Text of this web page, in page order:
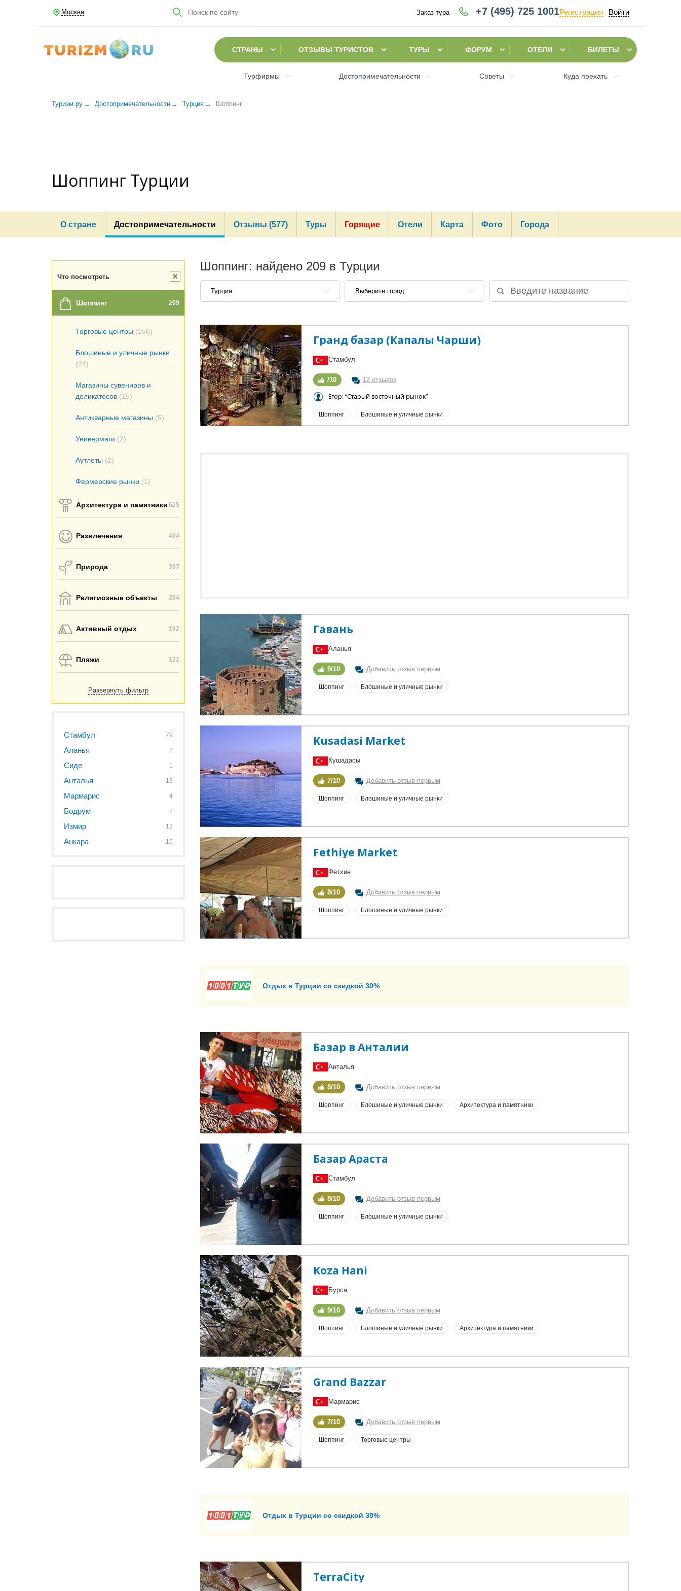
Москва Заказ тура +7 (495) 725 1001Регистрация Войти
СТРАНЫ ОТЗЫВЫ ТУРИСТОВ ТУРЫ ФОРУМ ОТЕЛИ БИЛЕТЫ
Турфирмы Достопримечательности Советы Куда поехать
Туризм.ру Достопримечательности Турция Шоппинг
Шоппинг Турции
О стране Достопримечательности Отзывы (577) Туры Горящие Отели Карта Фото Города
Что посмотреть
Шоппинг 209
Торговые центры (156)
Блошиные и уличные рынки
(24)
Магазины сувениров и
деликатесов (15)
Антикварные магазины (5)
Универмаги (2)
Аутлеты (2)
Фермерские рынки (1)
Архитектура и памятники 625
Развлечения 404
Природа 397
Религиозные объекты 284
Активный отдых 192
Пляжи 122
Развернуть фильтр
Стамбул 79
Аланья 2
Сиде 1
Анталья 13
Мармарис 4
Бодрум 2
Измир 12
Анкара 15
Шоппинг: найдено 209 в Турции
Турция Выберите город
Гранд базар (Капалы Чарши)
Стамбул
/10 12 отзывов
Егор: “Старый восточный рынок”
Шоппинг Блошиные и уличные рынки
Гавань
Аланья
9/10 Добавить отзыв первым
Шоппинг Блошиные и уличные рынки
Kusadasi Market
Кушадасы
7/10 Добавить отзыв первым
Шоппинг Блошиные и уличные рынки
Fethiye Market
Фетхие
8/10 Добавить отзыв первым
Шоппинг Блошиные и уличные рынки
Отдых в Турции со скидкой 30%
Базар в Анталии
Анталья
8/10 Добавить отзыв первым
Шоппинг Блошиные и уличные рынки Архитектура и памятники
Базар Араста
Стамбул
8/10 Добавить отзыв первым
Шоппинг Блошиные и уличные рынки
Koza Hani
Бурса
9/10 Добавить отзыв первым
Шоппинг Блошиные и уличные рынки Архитектура и памятники
Grand Bazzar
Мармарис
7/10 Добавить отзыв первым
Шоппинг Торговые центры
Отдых в Турции со скидкой 30%
TerraCity